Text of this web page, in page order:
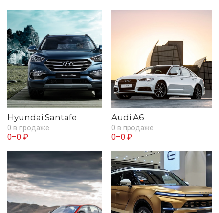
Hyundai Santafe
0 в продаже
0–0 ₽
Audi A6
0 в продаже
0–0 ₽